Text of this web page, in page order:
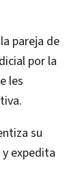
pareja de
por la
les
su
expedita